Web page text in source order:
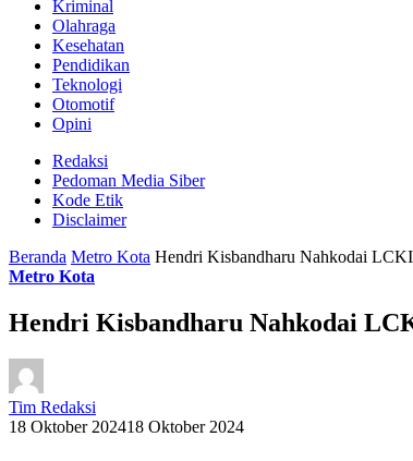
Kriminal
Olahraga
Kesehatan
Pendidikan
Teknologi
Otomotif
Opini
Redaksi
Pedoman Media Siber
Kode Etik
Disclaimer
Beranda Metro Kota Hendri Kisbandharu Nahkodai
Metro Kota
Hendri Kisbandharu Nahkodai
Tim Redaksi
18 Oktober 202418 Oktober 2024